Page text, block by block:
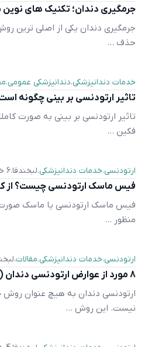
جرمگیری دندان؛ تکنیک های نوین
جرمگیری دندان یکی از اصلی ترین
حذف ...
خدمات دندانپزشکی دندانپزشکی عمومی
تاثیر ارتودنسی بر بینی چگونه
تاثیر ارتودنسی بر بینی به صورت
فکین ...
ارتودنسی خدمات دندانپزشکی لبخندفا 6 خرداد 1405
فیس ماسک ارتودنسی چیست؟ از
فیس ماسک ارتودنسی یا ماسک
منظور ...
ارتودنسی خدمات دندانپزشکی مقالات
8 مورد از عوارض ارتودنسی دندان (نکات منفی احتمالی در طول درمان)
ارتودنسی دندان به هیچ عنوان روش
نیست. این روش ...